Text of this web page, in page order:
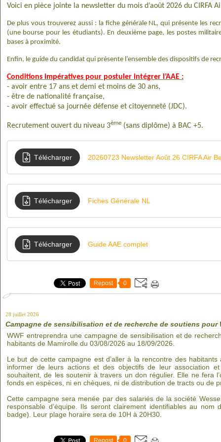
Voici en pièce jointe la newsletter du mois d’août 2026 du CIRFA
De plus vous trouverez aussi : la fiche générale NL, qui présente les
(une bourse pour les étudiants). En deuxième page, les postes
bases à proximité.
Enfin, le guide du candidat qui présente l’ensemble des dispositifs de
Conditions impératives pour postuler intégrer l’AAE :
- avoir entre 17 ans et demi et moins de 30 ans,
- être de nationalité française,
- avoir effectué sa journée défense et citoyenneté (JDC).
Recrutement ouvert du niveau 3ème (sans diplôme) à BAC +5.
Télécharger 20260723 Newsletter Août 26 CIRFA Air
Télécharger Fiches Générale NL
Télécharger Guide AAE complet
Repost 0
28 juillet 2026
Campagne de sensibilisation et de recherche de soutiens pour
WWF entreprendra une campagne de sensibilisation et de
habitants de Mamirolle du 03/08/2026 au 18/09/2026.
Le but de cette campagne est d’aller à la rencontre des
informer de leurs actions et des objectifs de leur association
souhaitent, de les soutenir à travers un don régulier. Elle ne fera
fonds en espèces, ni en chèques, ni de distribution de tracts ou de
Cette campagne sera menée par des salariés de la société
responsable d’équipe. Ils seront clairement identifiables au nom
badge). Leur plage horaire sera de 10H à 20H30.